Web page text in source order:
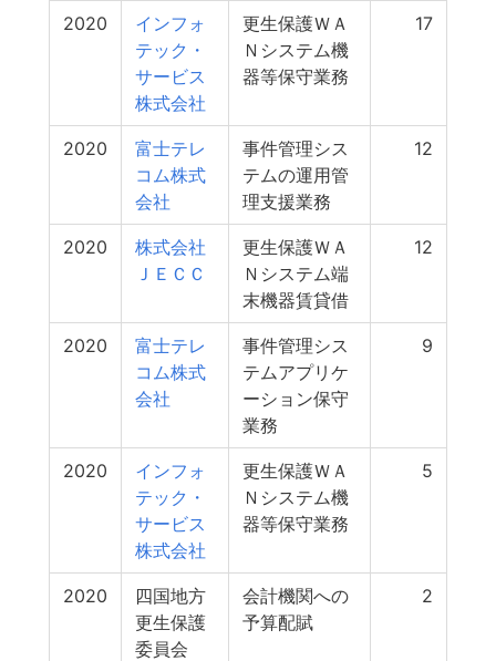
2020
インフォ
テック・
サービス
株式会社
更生保護ＷＡ
Ｎシステム機
器等保守業務
17
2020
富士テレ
コム株式
会社
事件管理シス
テムの運用管
理支援業務
12
2020
株式会社
ＪＥＣＣ
更生保護ＷＡ
Ｎシステム端
末機器賃貸借
12
2020
富士テレ
コム株式
会社
事件管理シス
テムアプリケ
ーション保守
業務
9
2020
インフォ
テック・
サービス
株式会社
更生保護ＷＡ
Ｎシステム機
器等保守業務
5
2020
四国地方
更生保護
委員会
会計機関への
予算配賦
2